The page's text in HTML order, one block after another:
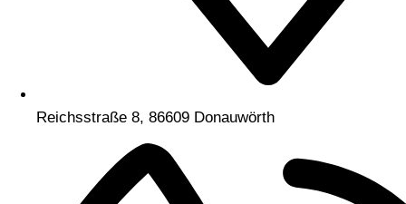
Reichsstraße 8, 86609 Donauwörth